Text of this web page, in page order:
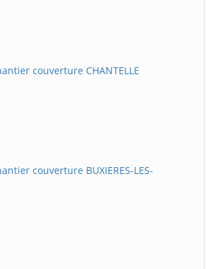
couverture CHANTELLE
couverture BUXIERES-LES-